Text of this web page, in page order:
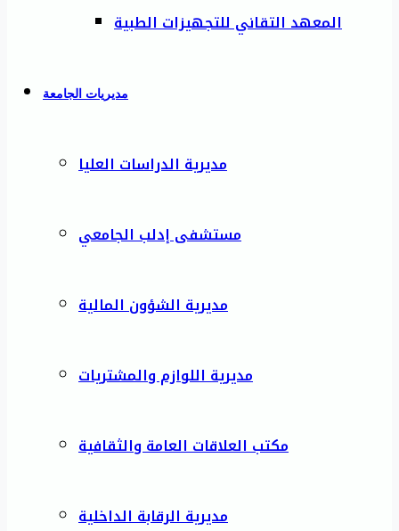
المعهد التقاني للتجهيزات الطبية
مديريات الجامعة
مديرية الدراسات العليا
مستشفى إدلب الجامعي
مديرية الشؤون المالية
مديرية اللوازم والمشتريات
مكتب العلاقات العامة والثقافية
مديرية الرقابة الداخلية